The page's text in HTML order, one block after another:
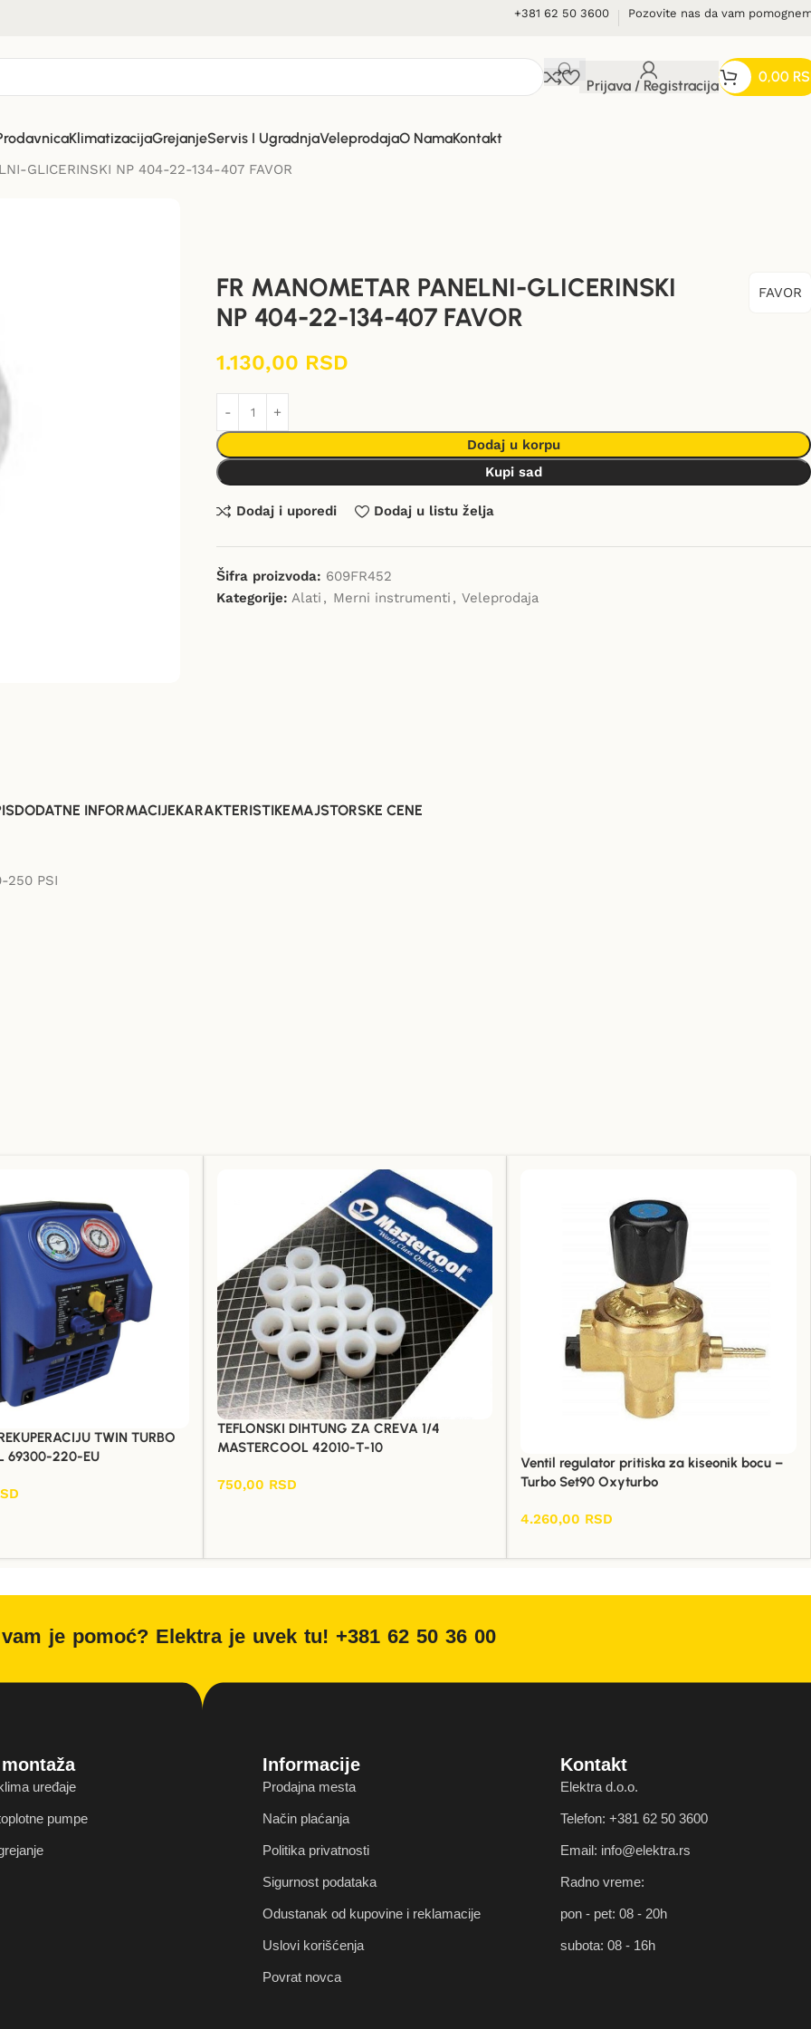
+381 62 50 3600 Pozovite nas da vam
Prijava / Registracija
0,00
KlimatizacijaGrejanjeServis I UgradnjaVeleprodajaO NamaKontakt
GLICERINSKI NP 404-22-134-407 FAVOR
FR MANOMETAR PANELNI-GLICERINSKI
NP 404-22-134-407 FAVOR
FAVOR
1.130,00 RSD
Dodaj u korpu
Kupi sad
Dodaj i uporedi Dodaj u listu želja
Šifra proizvoda: 609FR452
Kategorije: Alati , Merni instrumenti , Veleprodaja
DODATNE INFORMACIJEKARAKTERISTIKEMAJSTORSKE CENE
250 PSI
TWIN TURBO
69300-220-EU
TEFLONSKI DIHTUNG ZA CREVA 1/4
MASTERCOOL 42010-T-10
750,00 RSD
Ventil regulator pritiska za kiseonik bocu –
Turbo Set90 Oxyturbo
4.260,00 RSD
je pomoć? Elektra je uvek tu! +381 62 50 36 00
uređaje
pumpe
Informacije
Prodajna mesta
Način plaćanja
Politika privatnosti
Sigurnost podataka
Odustanak od kupovine i reklamacije
Uslovi korišćenja
Povrat novca
Kontakt
Elektra d.o.o.
Telefon: +381 62 50 3600
Email: info@elektra.rs
Radno vreme:
pon - pet: 08 - 20h
subota: 08 - 16h